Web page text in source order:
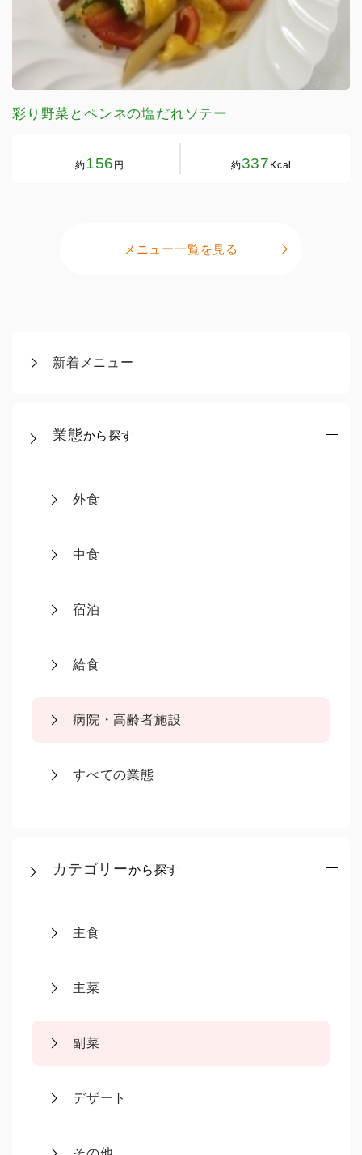
新着メニュー
業態から探す
外食
中食
宿泊
給食
病院・高齢者施設
すべての業態
カテゴリーから探す
主食
主菜
副菜
デザート
彩り野菜とペンネの塩だれソテー
約156 円 約337 Kcal
メニュー一覧を見る